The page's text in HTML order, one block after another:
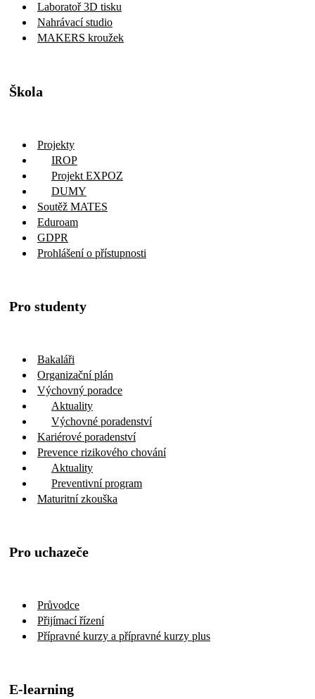
Laboratoř 3D tisku
Nahrávací studio
MAKERS kroužek
Škola
Projekty
IROP
Projekt EXPOZ
DUMY
Soutěž MATES
Eduroam
GDPR
Prohlášení o přístupnosti
Pro studenty
Bakaláři
Organizační plán
Výchovný poradce
Aktuality
Výchovné poradenství
Kariérové poradenství
Prevence rizikového chování
Aktuality
Preventivní program
Maturitní zkouška
Pro uchazeče
Průvodce
Přijímací řízení
Přípravné kurzy a přípravné kurzy plus
E-learning